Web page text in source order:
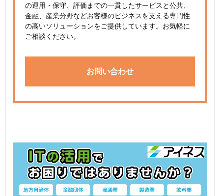
の運用・保守、評価までの一貫したサービスと公共、
金融、産業分野などお客様のビジネスを支える専門性
の高いソリューションをご提供しています。お気軽に
ご相談ください。
お問い合わせ